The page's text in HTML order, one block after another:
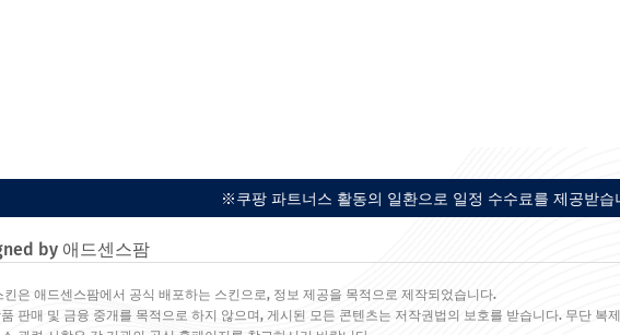
※쿠팡 파트너스 활동의 일환으로 일정 수수료를 제공받습
by 애드센스팜
은 애드센스팜에서 공식 배포하는 스킨으로, 정보 제공을 목적으로 제작되었습니다.
판매 및 금융 중개를 목적으로 하지 않으며, 게시된 모든 콘텐츠는 저작권법의 보호를 받습니다. 무단 복